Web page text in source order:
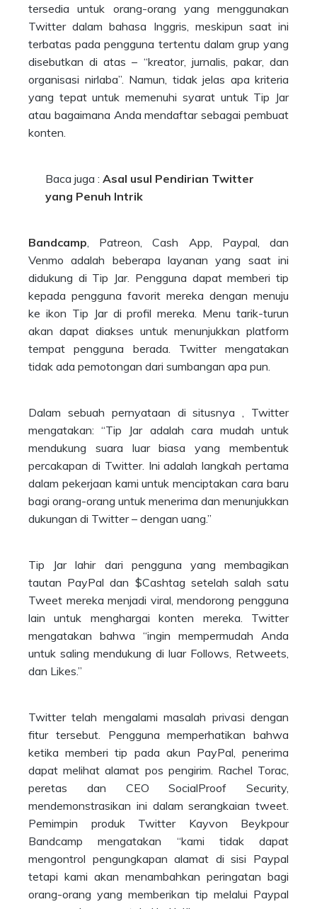
tersedia untuk orang-orang yang menggunakan
Twitter dalam bahasa Inggris, meskipun saat ini
terbatas pada pengguna tertentu dalam grup yang
disebutkan di atas – “kreator, jurnalis, pakar, dan
organisasi nirlaba”. Namun, tidak jelas apa kriteria
yang tepat untuk memenuhi syarat untuk Tip Jar
atau bagaimana Anda mendaftar sebagai pembuat
konten.
Baca juga : Asal usul Pendirian Twitter
yang Penuh Intrik
Bandcamp, Patreon, Cash App, Paypal, dan
Venmo adalah beberapa layanan yang saat ini
didukung di Tip Jar. Pengguna dapat memberi tip
kepada pengguna favorit mereka dengan menuju
ke ikon Tip Jar di profil mereka. Menu tarik-turun
akan dapat diakses untuk menunjukkan platform
tempat pengguna berada. Twitter mengatakan
tidak ada pemotongan dari sumbangan apa pun.
Dalam sebuah pernyataan di situsnya , Twitter
mengatakan: “Tip Jar adalah cara mudah untuk
mendukung suara luar biasa yang membentuk
percakapan di Twitter. Ini adalah langkah pertama
dalam pekerjaan kami untuk menciptakan cara baru
bagi orang-orang untuk menerima dan menunjukkan
dukungan di Twitter – dengan uang.”
Tip Jar lahir dari pengguna yang membagikan
tautan PayPal dan $Cashtag setelah salah satu
Tweet mereka menjadi viral, mendorong pengguna
lain untuk menghargai konten mereka. Twitter
mengatakan bahwa “ingin mempermudah Anda
untuk saling mendukung di luar Follows, Retweets,
dan Likes.”
Twitter telah mengalami masalah privasi dengan
fitur tersebut. Pengguna memperhatikan bahwa
ketika memberi tip pada akun PayPal, penerima
dapat melihat alamat pos pengirim. Rachel Torac,
peretas dan CEO SocialProof Security,
mendemonstrasikan ini dalam serangkaian tweet.
Pemimpin produk Twitter Kayvon Beykpour
Bandcamp mengatakan “kami tidak dapat
mengontrol pengungkapan alamat di sisi Paypal
tetapi kami akan menambahkan peringatan bagi
orang-orang yang memberikan tip melalui Paypal